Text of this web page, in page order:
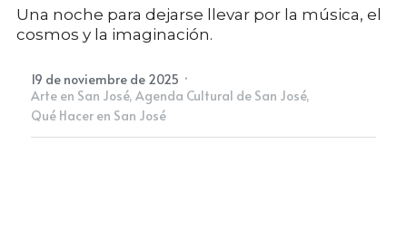
Newsletter
Una noche para dejarse llevar por la música, el
cosmos y la imaginación.
19 de noviembre de 2025 ·
Arte en San José, Agenda Cultural de San José,
Qué Hacer en San José